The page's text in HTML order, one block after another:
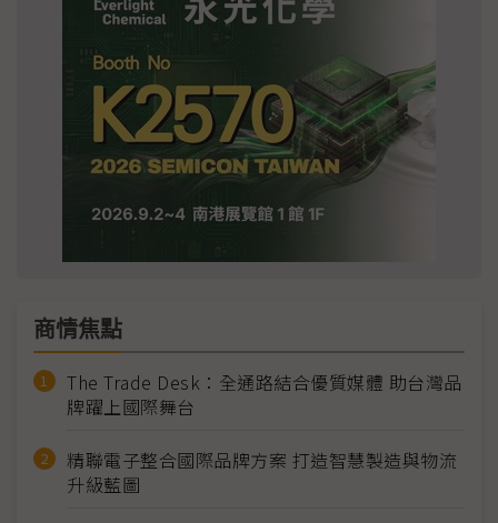
商情焦點
The Trade Desk：全通路結合優質媒體 助台灣品
牌躍上國際舞台
精聯電子整合國際品牌方案 打造智慧製造與物流
升級藍圖